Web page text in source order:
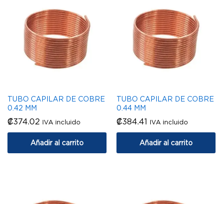
TUBO CAPILAR DE COBRE
0.42 MM
₡374.02 IVA incluido
Añadir al carrito
TUBO CAPILAR DE COBRE
0.44 MM
₡384.41 IVA incluido
Añadir al carrito